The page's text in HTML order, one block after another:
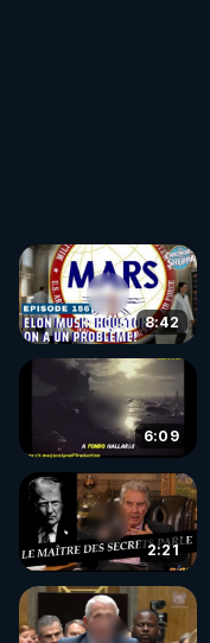
8:42
6:09
2:21